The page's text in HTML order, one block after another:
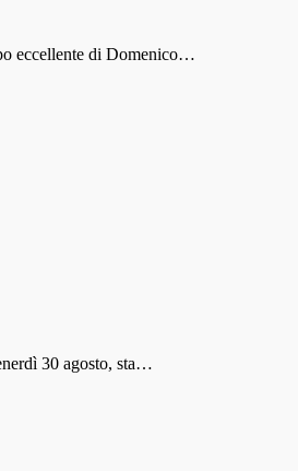
eccellente di Domenico…
30 agosto, sta…